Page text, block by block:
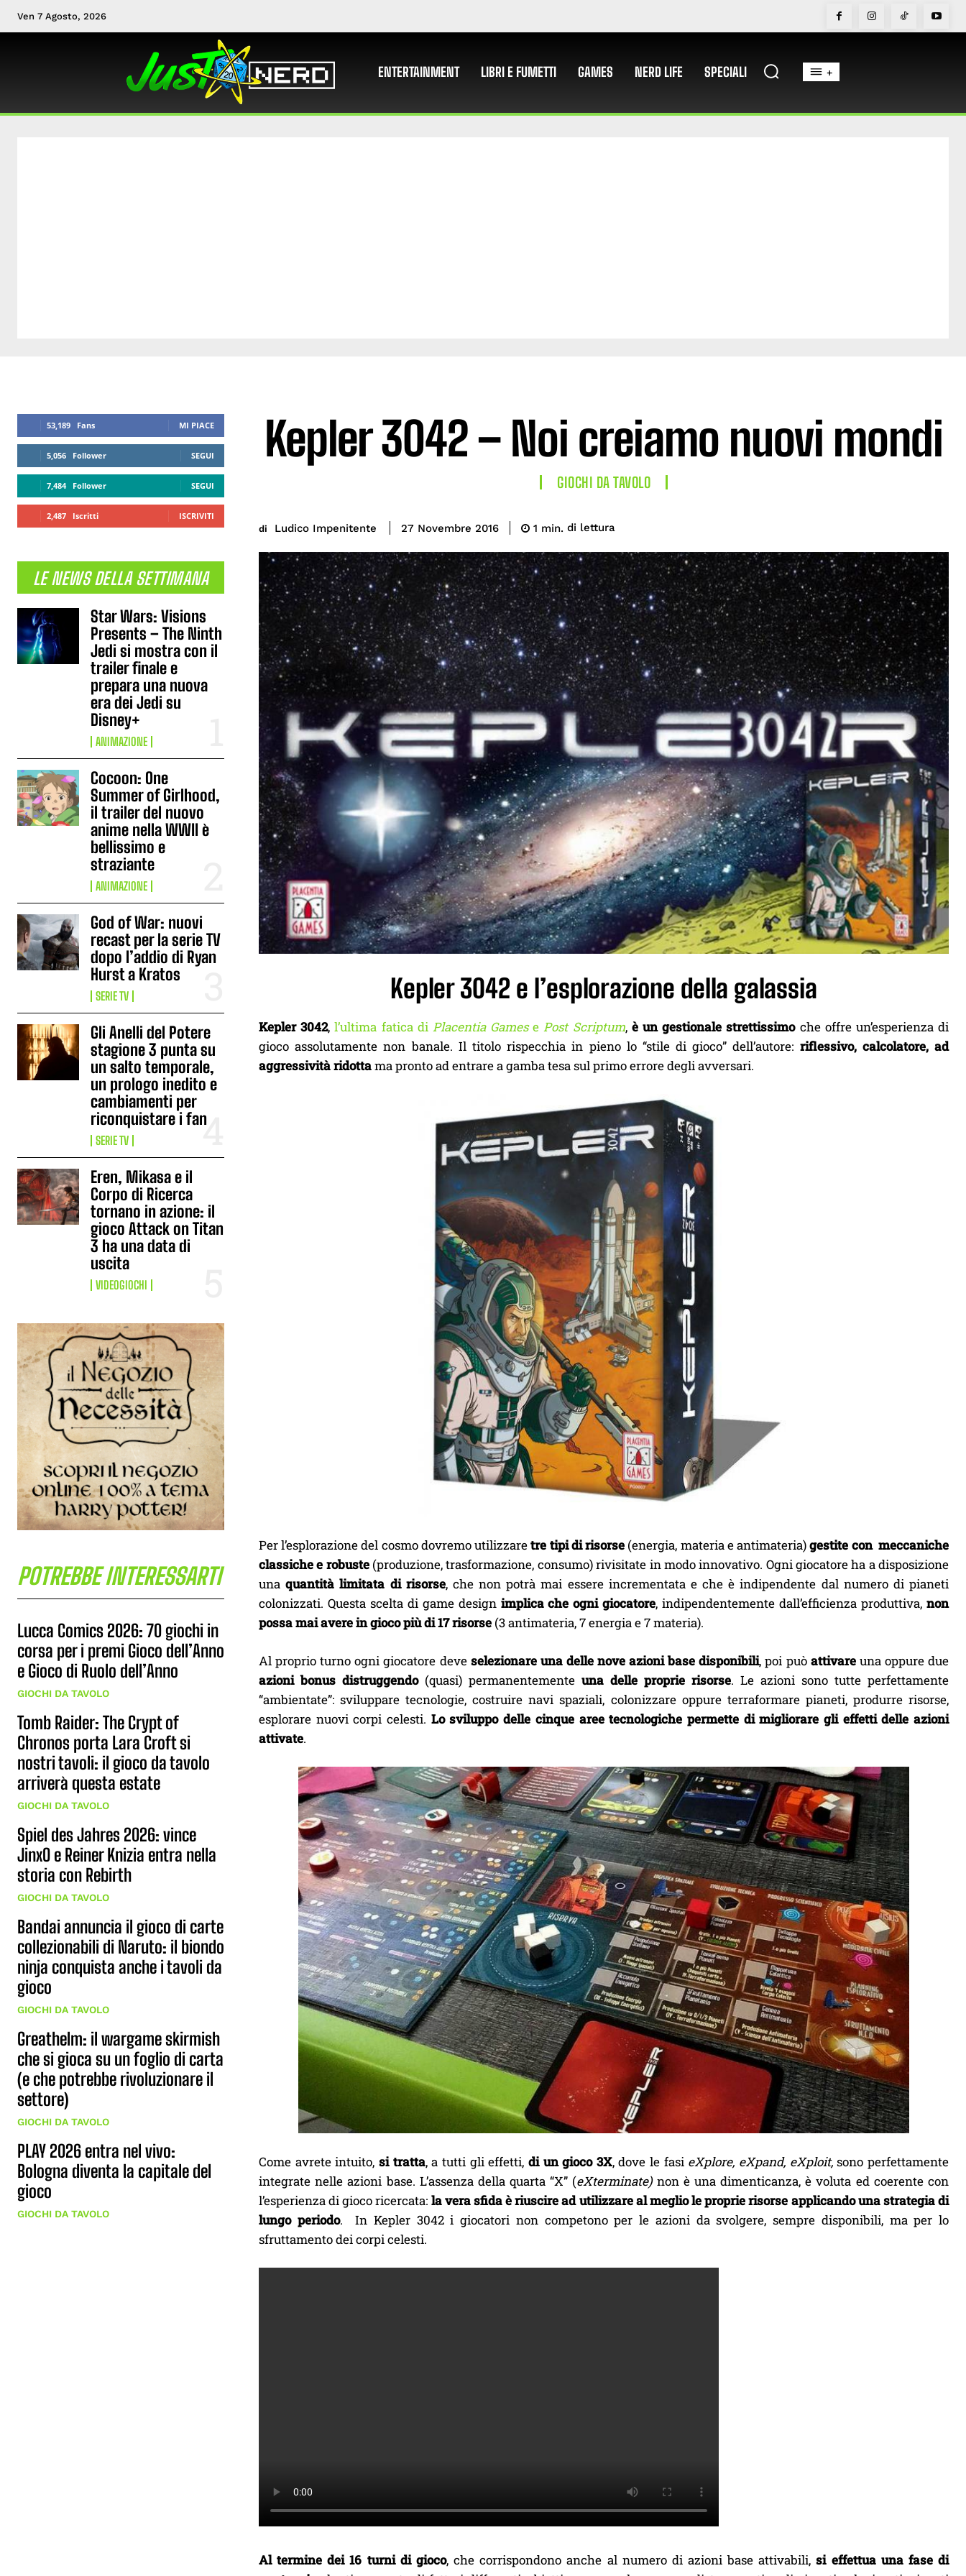
Ven 7 Agosto, 2026
ENTERTAINMENT LIBRI E FUMETTI GAMES NERD LIFE SPECIALI +
53,189 Fans MI PIACE
5,056 Follower SEGUI
7,484 Follower SEGUI
2,487 Iscritti ISCRIVITI
LE NEWS DELLA SETTIMANA
Star Wars: Visions
Presents – The Ninth
Jedi si mostra con il
trailer finale e
prepara una nuova
era dei Jedi su
Disney+
ANIMAZIONE
Cocoon: One
Summer of Girlhood,
il trailer del nuovo
anime nella WWII è
bellissimo e
straziante
ANIMAZIONE
God of War: nuovi
recast per la serie TV
dopo l’addio di Ryan
Hurst a Kratos
SERIE TV
Gli Anelli del Potere
stagione 3 punta su
un salto temporale,
un prologo inedito e
cambiamenti per
riconquistare i fan
SERIE TV
Eren, Mikasa e il
Corpo di Ricerca
tornano in azione: il
gioco Attack on Titan
3 ha una data di
uscita
VIDEOGIOCHI
POTREBBE INTERESSARTI
Lucca Comics 2026: 70 giochi in
corsa per i premi Gioco dell’Anno
e Gioco di Ruolo dell’Anno
GIOCHI DA TAVOLO
Tomb Raider: The Crypt of
Chronos porta Lara Croft si
nostri tavoli: il gioco da tavolo
arriverà questa estate
GIOCHI DA TAVOLO
Spiel des Jahres 2026: vince
JinxO e Reiner Knizia entra nella
storia con Rebirth
GIOCHI DA TAVOLO
Bandai annuncia il gioco di carte
collezionabili di Naruto: il biondo
ninja conquista anche i tavoli da
gioco
GIOCHI DA TAVOLO
Greathelm: il wargame skirmish
che si gioca su un foglio di carta
(e che potrebbe rivoluzionare il
settore)
GIOCHI DA TAVOLO
PLAY 2026 entra nel vivo:
Bologna diventa la capitale del
gioco
GIOCHI DA TAVOLO
Kepler 3042 – Noi creiamo nuovi mondi
GIOCHI DA TAVOLO
di Ludico Impenitente 27 Novembre 2016 1 min. di lettura
Kepler 3042 e l’esplorazione della galassia
Kepler 3042,l’ultima fatica di Placentia GamesePost Scriptum, è un gestionale strettissimoche offre un’esperienza di
gioco assolutamente non banale. Il titolo rispecchia in pieno lo “stile di gioco” dell’autore: riflessivo, calcolatore, ad
aggressività ridottama pronto ad entrare a gamba tesa sul primo errore degli avversari.
Per l’esplorazione del cosmo dovremo utilizzaretre tipi di risorse (energia, materia e antimateria)gestite con meccaniche
classiche e robuste(produzione, trasformazione, consumo) rivisitate in modo innovativo. Ogni giocatore ha a disposizione
unaquantità limitata di risorse, che non potrà mai essere incrementata e che è indipendente dal numero di pianeti
colonizzati. Questa scelta di game design implica che ogni giocatore, indipendentemente dall’efficienza produttiva,non
possa mai avere in gioco più di 17 risorse (3 antimateria, 7 energia e 7 materia).
Al proprio turno ogni giocatore deve selezionare una delle nove azioni base disponibili, poi può attivareuna oppure due
azioni bonus distruggendo(quasi) permanentemente una delle proprie risorse. Le azioni sono tutte perfettamente
“ambientate”: sviluppare tecnologie, costruire navi spaziali, colonizzare oppure terraformare pianeti, produrre risorse,
esplorare nuovi corpi celesti. Lo sviluppo delle cinque aree tecnologiche permette di migliorare gli effetti delle azioni
attivate.
Come avrete intuito, si tratta, a tutti gli effetti, di un gioco 3X, dove le fasi eXplore, eXpand, eXploit,sono perfettamente
integrate nelle azioni base. L’assenza della quarta “X” (eXterminate) non è una dimenticanza, è voluta ed coerente con
l’esperienza di gioco ricercata: la vera sfida è riuscire ad utilizzare al meglio le proprie risorse applicando una strategia di
lungo periodo. In Kepler 3042 i giocatori non competono per le azioni da svolgere, sempre disponibili, ma per lo
sfruttamento dei corpi celesti.
Al termine dei 16 turni di gioco, che corrispondono anche al numero di azioni base attivabili,si effettua una fase di